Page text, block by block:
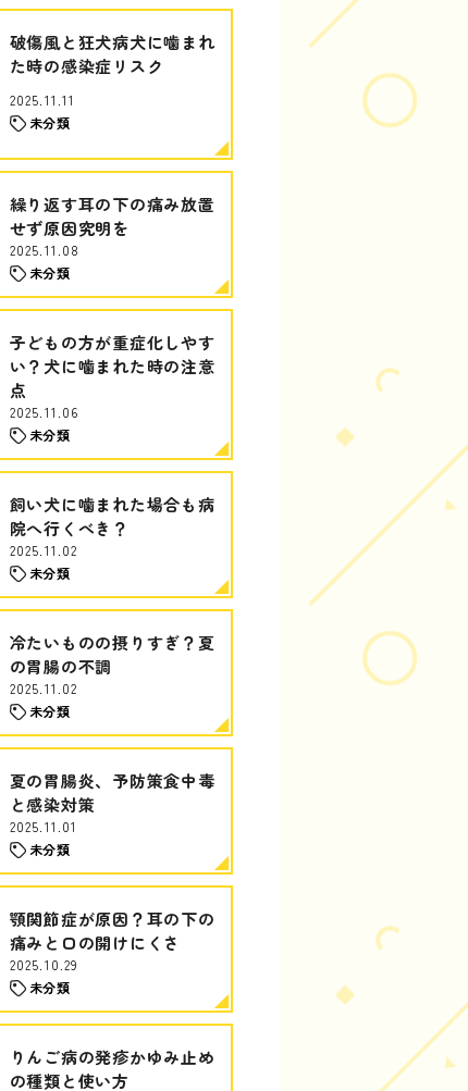
破傷風と狂犬病犬に噛まれ
た時の感染症リスク
2025.11.11
未分類
繰り返す耳の下の痛み放置
せず原因究明を
2025.11.08
未分類
子どもの方が重症化しやす
い？犬に噛まれた時の注意
点
2025.11.06
未分類
飼い犬に噛まれた場合も病
院へ行くべき？
2025.11.02
未分類
冷たいものの摂りすぎ？夏
の胃腸の不調
2025.11.02
未分類
夏の胃腸炎、予防策食中毒
と感染対策
2025.11.01
未分類
顎関節症が原因？耳の下の
痛みと口の開けにくさ
2025.10.29
未分類
りんご病の発疹かゆみ止め
の種類と使い方